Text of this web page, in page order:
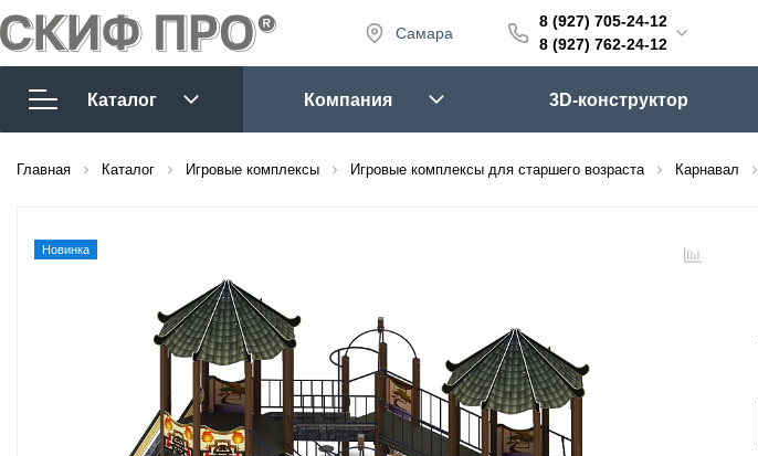
Самара
8 (927) 705-24-12
8 (927) 762-24-12
8 (927) 705-24-12
8 (927) 762-24-12
Каталог
Игровые комплексы
оборудование
Многофункциональные
Компания 3D-конструктор
Главная Каталог Игровые комплексы Игровые комплексы для старшего возраста Карнавал
Новинка